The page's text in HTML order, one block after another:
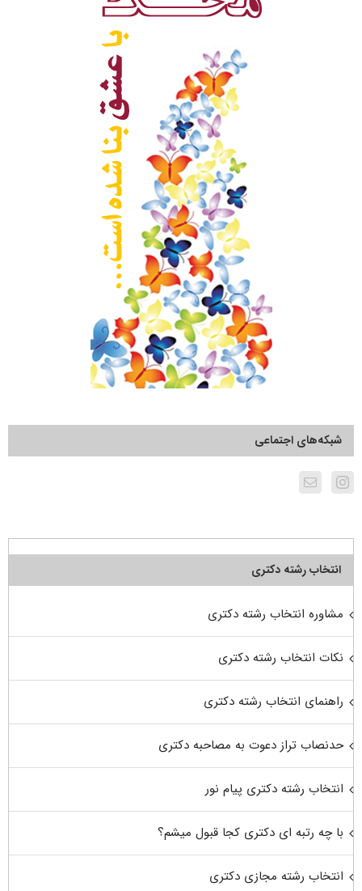
شبکه‌های اجتماعی
انتخاب رشته دکتری
مشاوره انتخاب رشته دکتری
نکات انتخاب رشته دکتری
راهنمای انتخاب رشته دکتری
حدنصاب تراز دعوت به مصاحبه دکتری
انتخاب رشته دکتری پیام نور
با چه رتبه ای دکتری کجا قبول میشم؟
انتخاب رشته مجازی دکتری